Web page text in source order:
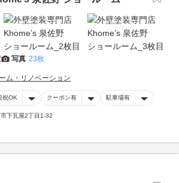
写真 23枚
ム・リノベーション
祝OK クーポン有 駐車場有
下瓦屋2丁目1-32